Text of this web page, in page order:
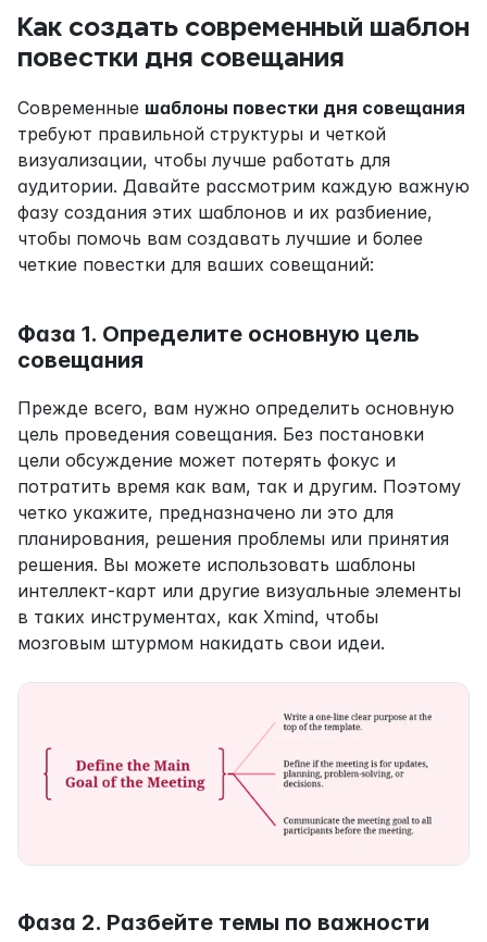
Как создать современный шаблон
повестки дня совещания
Современные шаблоны повестки дня совещания
требуют правильной структуры и четкой
визуализации, чтобы лучше работать для
аудитории. Давайте рассмотрим каждую важную
фазу создания этих шаблонов и их разбиение,
чтобы помочь вам создавать лучшие и более
четкие повестки для ваших совещаний:
Фаза 1. Определите основную цель
совещания
Прежде всего, вам нужно определить основную
цель проведения совещания. Без постановки
цели обсуждение может потерять фокус и
потратить время как вам, так и другим. Поэтому
четко укажите, предназначено ли это для
планирования, решения проблемы или принятия
решения. Вы можете использовать шаблоны
интеллект-карт или другие визуальные элементы
в таких инструментах, как Xmind, чтобы
мозговым штурмом накидать свои идеи.
Фаза 2. Разбейте темы по важности